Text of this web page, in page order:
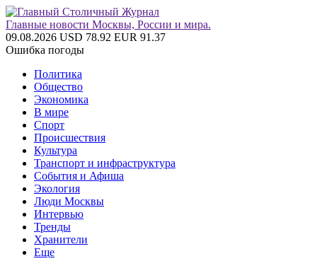
Главные новости Москвы, России и мира.
09.08.2026 USD 78.92 EUR 91.37
Ошибка погоды
Политика
Общество
Экономика
В мире
Спорт
Происшествия
Культура
Транспорт и инфраструктура
События и Афиша
Экология
Люди Москвы
Интервью
Тренды
Хранители
Еще